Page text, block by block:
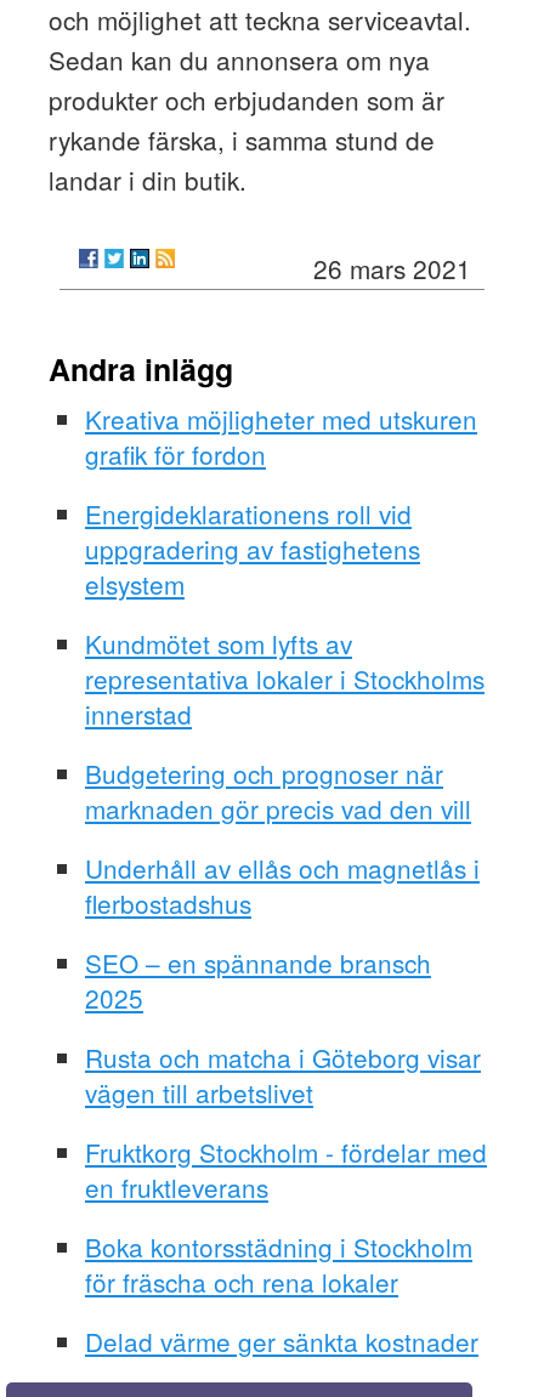
och möjlighet att teckna serviceavtal.
Sedan kan du annonsera om nya
produkter och erbjudanden som är
rykande färska, i samma stund de
landar i din butik.
26 mars 2021
Andra inlägg
Kreativa möjligheter med utskuren
grafik för fordon
Energideklarationens roll vid
uppgradering av fastighetens
elsystem
Kundmötet som lyfts av
representativa lokaler i Stockholms
innerstad
Budgetering och prognoser när
marknaden gör precis vad den vill
Underhåll av ellås och magnetlås i
flerbostadshus
SEO – en spännande bransch
2025
Rusta och matcha i Göteborg visar
vägen till arbetslivet
Fruktkorg Stockholm - fördelar med
en fruktleverans
Boka kontorsstädning i Stockholm
för fräscha och rena lokaler
Delad värme ger sänkta kostnader